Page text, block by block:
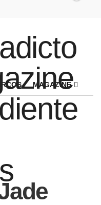
MAGAZINE